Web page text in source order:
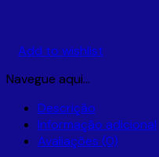
Add to wishlist
Navegue aqui…
Descrição
Informação adicional
Avaliações (0)